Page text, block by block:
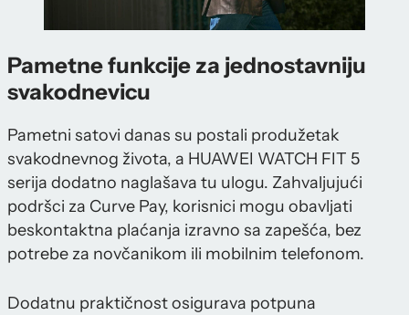
Pametne funkcije za jednostavniju
svakodnevicu
Pametni satovi danas su postali produžetak
svakodnevnog života, a HUAWEI WATCH FIT 5
serija dodatno naglašava tu ulogu. Zahvaljujući
podršci za Curve Pay, korisnici mogu obavljati
beskontaktna plaćanja izravno sa zapešća, bez
potrebe za novčanikom ili mobilnim telefonom.
Dodatnu praktičnost osigurava potpuna